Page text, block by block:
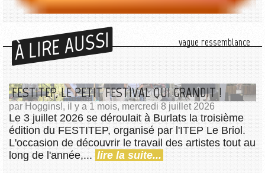
À LIRE AUSSI vague ressemblance
FESTITEP, LE PETIT FESTIVAL QUI GRANDIT !
par Hoggins!, il y a 1 mois, mercredi 8 juillet 2026
Le 3 juillet 2026 se déroulait à Burlats la troisième
édition du FESTITEP, organisé par l'ITEP Le Briol.
L'occasion de découvrir le travail des artistes tout au
long de l'année,... lire la suite...